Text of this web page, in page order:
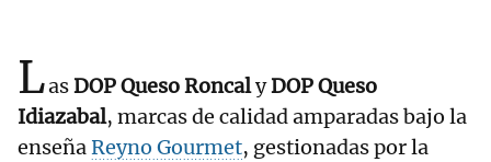
LasDOP Queso RoncalyDOP Queso
Idiazabal, marcas de calidad amparadas bajo la
enseñaReyno Gourmet, gestionadas por la